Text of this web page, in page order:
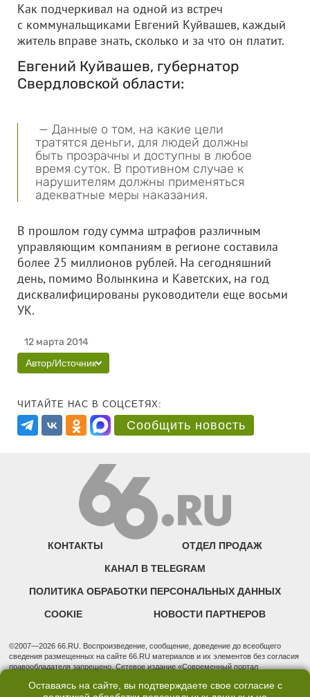
Как подчеркивал на одной из встреч
с коммунальщиками Евгений Куйвашев, каждый
житель вправе знать, сколько и за что он платит.
Евгений Куйвашев, губернатор
Свердловской области:
— Данные о том, на какие цели
тратятся деньги, для людей должны
быть прозрачны и доступны в любое
время суток. В противном случае к
нарушителям должны применяться
адекватные меры наказания.
В прошлом году сумма штрафов различным
управляющим компаниям в регионе составила
более 25 миллионов рублей. На сегодняшний
день, помимо Волынкина и Каветских, на год
дисквалифицированы руководители еще восьми
УК.
12 марта 2014
Автор/Источник
ЧИТАЙТЕ НАС В СОЦСЕТЯХ:
Сообщить новость
КОНТАКТЫ ОТДЕЛ ПРОДАЖ
КАНАЛ В TELEGRAM
ПОЛИТИКА ОБРАБОТКИ ПЕРСОНАЛЬНЫХ ДАННЫХ
COOKIE НОВОСТИ ПАРТНЕРОВ
©2007—2026 66.RU. Воспроизведение, сообщение, доведение до всеобщего
сведения размещенных на сайте 66.RU материалов и их элементов без согласия
правообладателя запрещено. Сетевое издание «Современный портал
надзору в сфере связи, информационных технологий и массовых коммуникаций
Оставаясь на сайте, вы подтверждаете свое согласие с